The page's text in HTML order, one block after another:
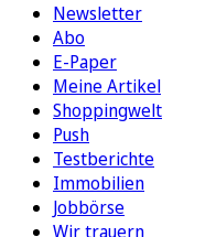
Newsletter
Abo
E-Paper
Meine Artikel
Shoppingwelt
Push
Testberichte
Immobilien
Jobbörse
Wir trauern